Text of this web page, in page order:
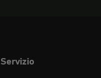
Servizio